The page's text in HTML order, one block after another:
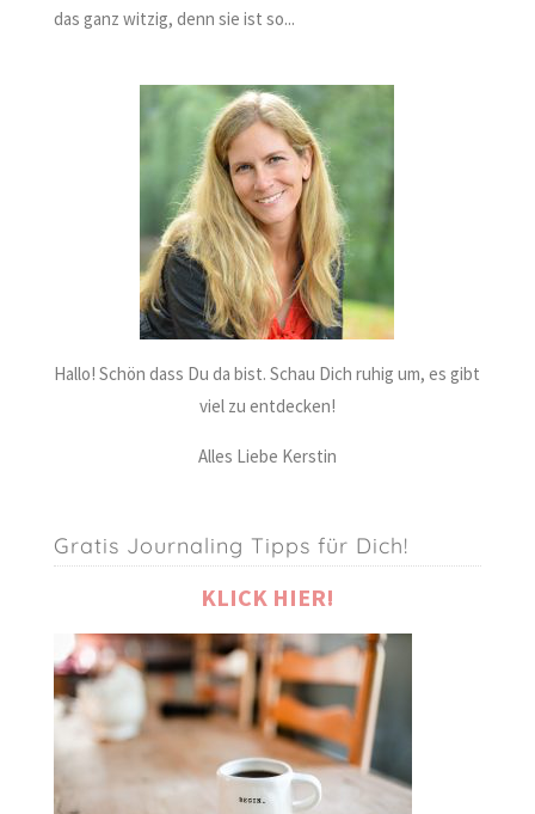
das ganz witzig, denn sie ist so...
Hallo! Schön dass Du da bist. Schau Dich ruhig um, es gibt
viel zu entdecken!
Alles Liebe Kerstin
Gratis Journaling Tipps für Dich!
KLICK HIER!